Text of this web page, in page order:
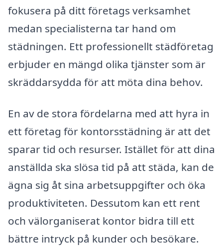
fokusera på ditt företags verksamhet
medan specialisterna tar hand om
städningen. Ett professionellt städföretag
erbjuder en mängd olika tjänster som är
skräddarsydda för att möta dina behov.
En av de stora fördelarna med att hyra in
ett företag för kontorsstädning är att det
sparar tid och resurser. Istället för att dina
anställda ska slösa tid på att städa, kan de
ägna sig åt sina arbetsuppgifter och öka
produktiviteten. Dessutom kan ett rent
och välorganiserat kontor bidra till ett
bättre intryck på kunder och besökare.